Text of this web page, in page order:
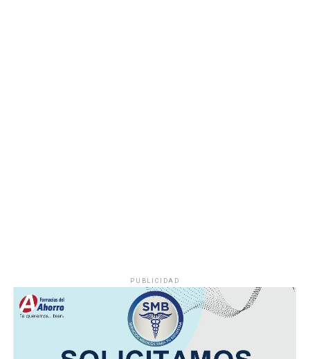
PUBLICIDAD